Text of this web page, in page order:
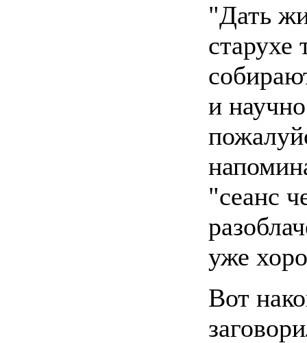
"Дать
старухе
и
"сеанс
уже
Вот